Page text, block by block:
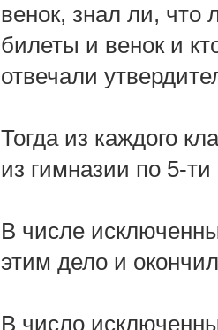
венок, знал ли, что
билеты и венок и
отвечали
Тогда из каждого
из гимназии по 5-ти
В числе
этим дело и
В число